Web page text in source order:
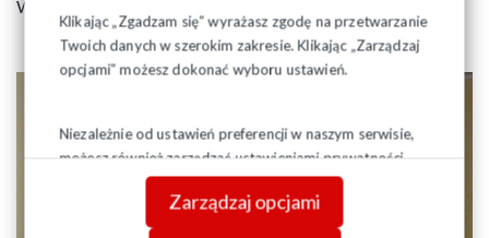
Klikając „Zgadzam się” wyrażasz zgodę na przetwarzanie
Twoich danych w szerokim zakresie. Klikając „Zarządzaj
opcjami” możesz dokonać wyboru ustawień.
Niezależnie od ustawień preferencji w naszym serwisie,
możesz również zarządzać ustawieniami prywatności
swojej przeglądarki. Więcej informacji o przetwarzaniu
danych znajdziesz wPolityce prywatności.
Zarządzaj opcjami
Węgrzech”.